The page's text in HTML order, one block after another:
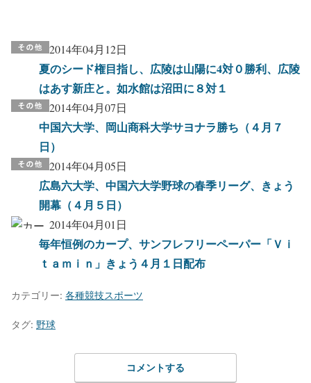
2014年04月12日
夏のシード権目指し、広陵は山陽に4対０勝利、広陵
はあす新庄と。如水館は沼田に８対１
2014年04月07日
中国六大学、岡山商科大学サヨナラ勝ち（４月７
日）
2014年04月05日
広島六大学、中国六大学野球の春季リーグ、きょう
開幕（４月５日）
2014年04月01日
毎年恒例のカープ、サンフレフリーペーパー「Ｖｉ
ｔａｍｉｎ」きょう４月１日配布
カテゴリー: 各種競技スポーツ
タグ: 野球
コメントする